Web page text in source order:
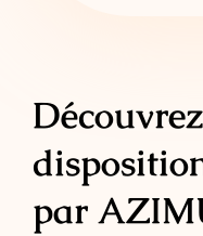
par